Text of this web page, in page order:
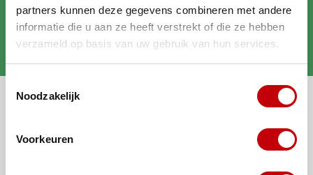
partners kunnen deze gegevens combineren met andere
informatie die u aan ze heeft verstrekt of die ze hebben
verzameld op basis van uw gebruik van hun services.
Noodzakelijk
Voorkeuren
Brengt jouw scooter in
topconditie
Alle categorieën
Mijn account